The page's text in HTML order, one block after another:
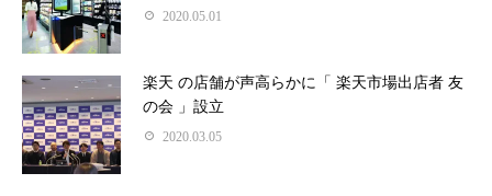
2020.05.01
楽天 の店舗が声高らかに「 楽天市場出店者 友
の会 」設立
2020.03.05